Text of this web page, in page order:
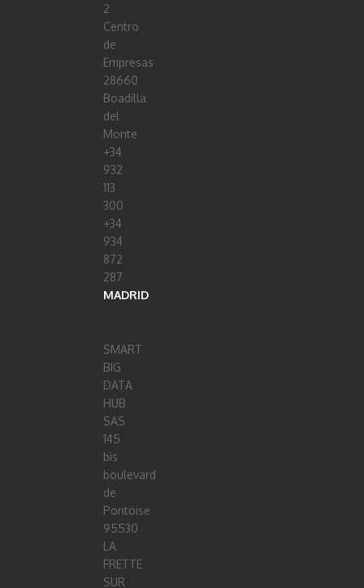
2
Centro
de
Empresas
28660
Boadilla
del
Monte
+34
932
113
300
+34
934
872
287
MADRID
SMART
BIG
DATA
HUB
SAS
145
bis
boulevard
de
Pontoise
95530
LA
FRETTE
SUR